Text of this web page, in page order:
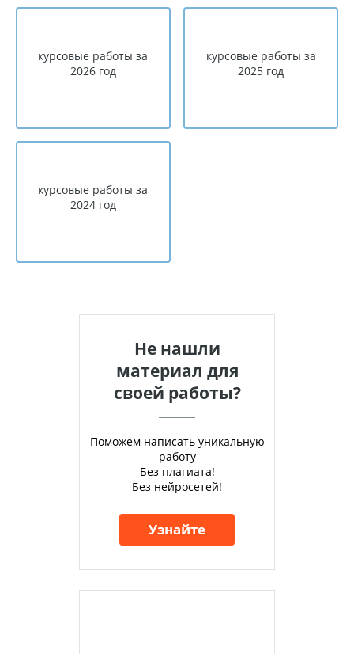
курсовые работы за
2026 год
курсовые работы за
2025 год
курсовые работы за
2024 год
Не нашли
материал для
своей работы?
Поможем написать уникальную
работу
Без плагиата!
Без нейросетей!
Узнайте